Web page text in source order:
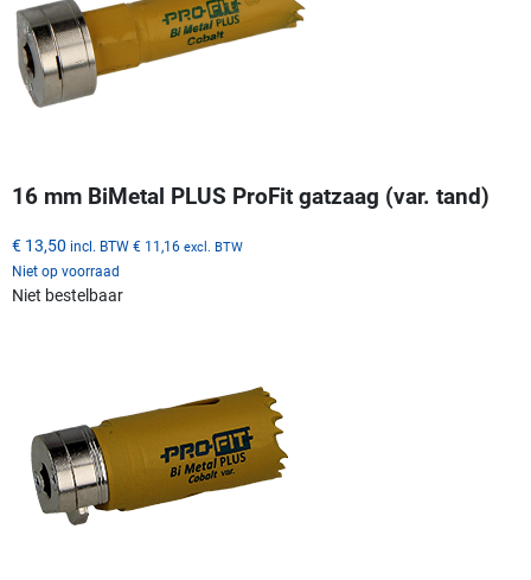
16 mm BiMetal PLUS ProFit gatzaag (var. tand)
€ 13,50 incl. BTW € 11,16 excl. BTW
Niet op voorraad
Niet bestelbaar